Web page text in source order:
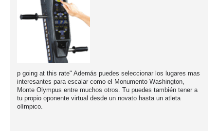
p going at this rate" Además puedes seleccionar los lugares mas
interesantes para escalar como el Monumento Washington,
Monte Olympus entre muchos otros. Tu puedes también tener a
tu propio oponente virtual desde un novato hasta un atleta
o límpico.